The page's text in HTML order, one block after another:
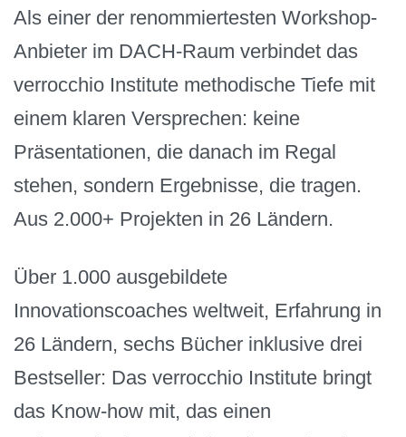
Als einer der renommiertesten Workshop-
Anbieter im DACH-Raum verbindet das
verrocchio Institute methodische Tiefe mit
einem klaren Versprechen: keine
Präsentationen, die danach im Regal
stehen, sondern Ergebnisse, die tragen.
Aus 2.000+ Projekten in 26 Ländern.
Über 1.000 ausgebildete
Innovationscoaches weltweit, Erfahrung in
26 Ländern, sechs Bücher inklusive drei
Bestseller: Das verrocchio Institute bringt
das Know-how mit, das einen